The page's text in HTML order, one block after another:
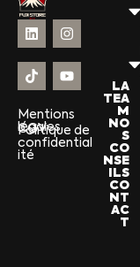
Mentions
légales
CGV
Politique de
confidential
ité
LA
TEA
M
NO
S
CO
NSE
ILS
CO
NT
AC
T